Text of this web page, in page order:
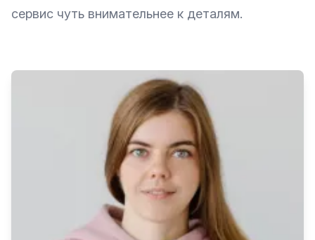
сервис чуть внимательнее к деталям.